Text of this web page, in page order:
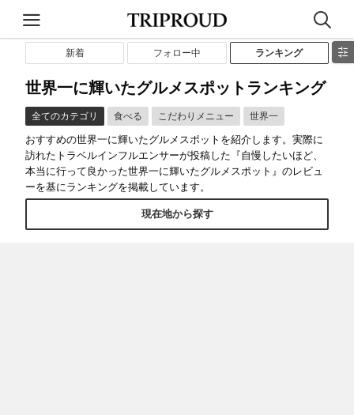
新着 フォロー中 ランキング
世界一に輝いたグルメスポットランキング
全てのカテゴリ 食べる こだわりメニュー 世界一
おすすめの世界一に輝いたグルメスポットを紹介します。実際に
訪れたトラベルインフルエンサーが投稿した『自慢したいほど、
本当に行って良かった世界一に輝いたグルメスポット』のレビュ
ーを基にランキングを掲載しています。
現在地から探す